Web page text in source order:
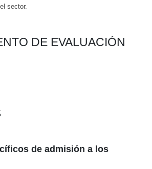
sector.
DE EVALUACIÓN
de admisión a los